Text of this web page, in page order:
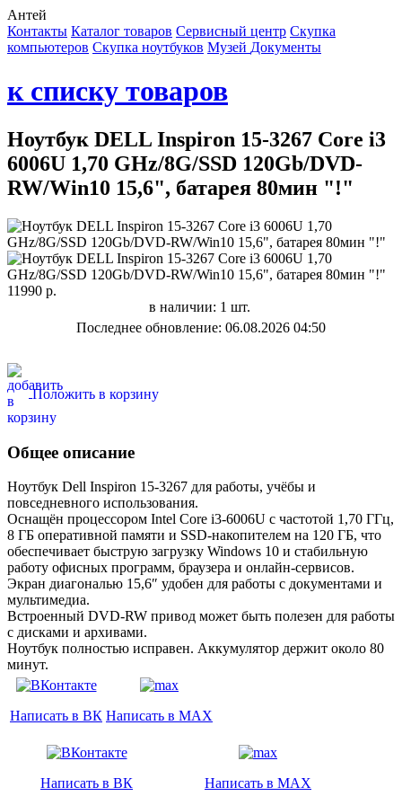
Антей
Контакты Каталог товаров Сервисный центр Cкупка
компьютеров Cкупка ноутбуков Музей Документы
к списку товаров
Ноутбук DELL Inspiron 15-3267 Core i3
6006U 1,70 GHz/8G/SSD 120Gb/DVD-
RW/Win10 15,6", батарея 80мин "!"
11990 р.
в наличии: 1 шт.
Последнее обновление: 06.08.2026 04:50
Положить в корзину
Общее описание
Ноутбук Dell Inspiron 15-3267 для работы, учёбы и
повседневного использования.
Оснащён процессором Intel Core i3-6006U с частотой 1,70 ГГц,
8 ГБ оперативной памяти и SSD-накопителем на 120 ГБ, что
обеспечивает быструю загрузку Windows 10 и стабильную
работу офисных программ, браузера и онлайн-сервисов.
Экран диагональю 15,6″ удобен для работы с документами и
мультимедиа.
Встроенный DVD-RW привод может быть полезен для работы
с дисками и архивами.
Ноутбук полностью исправен. Аккумулятор держит около 80
минут.
Написать в ВК Написать в MAX
Написать в ВК Написать в MAX